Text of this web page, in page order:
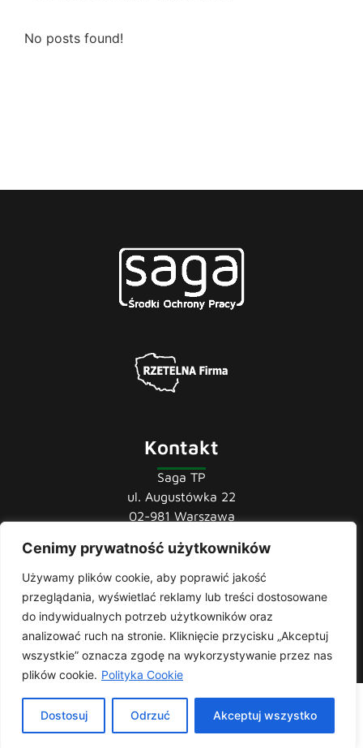
Cenimy prywatność użytkowników
Używamy plików cookie, aby poprawić jakość
przeglądania, wyświetlać reklamy lub treści dostosowane
do indywidualnych potrzeb użytkowników oraz
analizować ruch na stronie. Kliknięcie przycisku „Akceptuj
wszystkie” oznacza zgodę na wykorzystywanie przez nas
plików cookie. Polityka Cookie
Dostosuj Odrzuć Akceptuj wszystko
No posts found!
Kontakt
Saga TP
ul. Augustówka 22
02-981 Warszawa
tel.: 22 741 36 85
22 852 43 60
mail:biuro@sagatp.pl
Saga T.P. © 2020 All rights Reserved. Made with bySkydoo
Polityka prywatności| Producent i importer odzieży roboczej